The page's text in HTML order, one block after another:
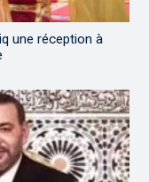
une réception à